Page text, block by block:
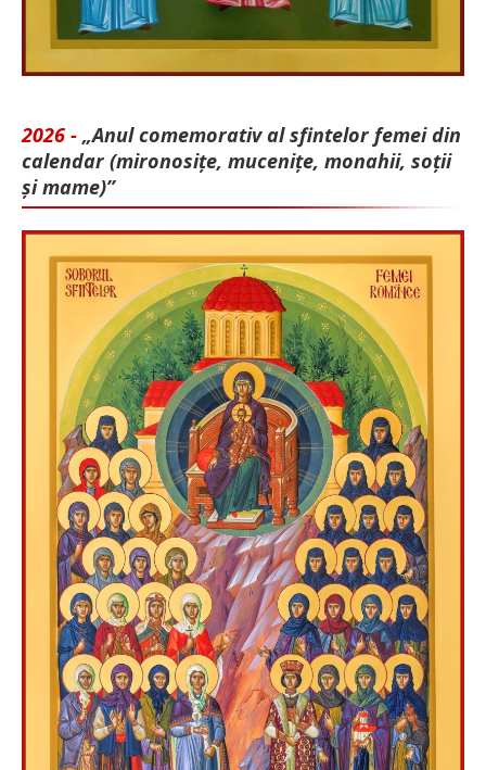
2026 - „Anul comemorativ al sfintelor femei din
calendar (mironosițe, mu­cenițe, monahii, soții
și mame)”